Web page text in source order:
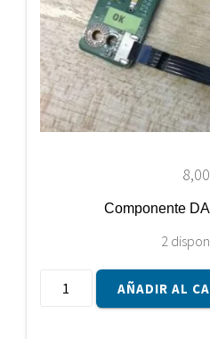
8,00
Componente
2
Componente
DABD3APB6D0
AÑADIR AL